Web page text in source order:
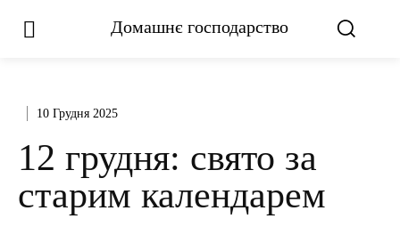
Домашнє господарство
10 Грудня 2025
12 грудня: свято за
старим календарем